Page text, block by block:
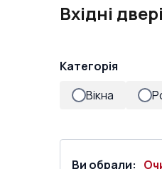
Вхідні
Категорія
Вікна
Ви обрали: